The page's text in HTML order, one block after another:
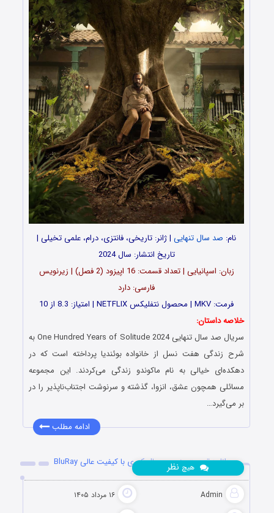
نام: صد سال تنهایی | ژانر: تاریخی، فانتزی، درام، علمی تخیلی |
تاریخ انتشار: سال 2024
زبان: اسپانیایی | تعداد قسمت‌‌‌‌: 16 اپیزود (2 فصل) | زیرنویس
فارسی: دارد
فرمت: MKV | محصول نتفلیکس NETFLIX | امتیاز: 8.3 از 10
خلاصه داستان:
سریال صد سال تنهایی One Hundred Years of Solitude 2024 به
شرح زندگی هفت نسل از خانواده بوئندیا پرداخته است که در
دهکده‌ای خیالی به‌ نام ماکوندو زندگی می‌کردند. این مجموعه
مسائلی همچون عشق، انزوا، گذشته و سرنوشت اجتناب‌ناپذیر را در
بر می‌گیرد…
ادامه مطلب
دانلود قسمت پنجم سریال کوری با کیفیت عالی BluRay
Admin ۱۶ مرداد ۱۴۰۵
هیچ نظر